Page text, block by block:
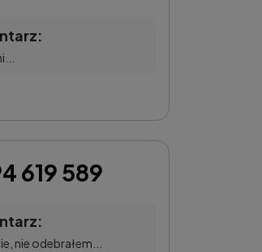
619 589
nie odebrałem...